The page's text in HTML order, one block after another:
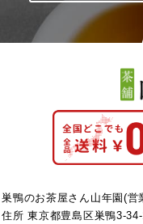
巣鴨のお茶屋さん山年園(
住所 東京都豊島区巣鴨3-